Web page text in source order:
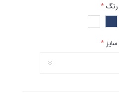
رنگ*
سایز *